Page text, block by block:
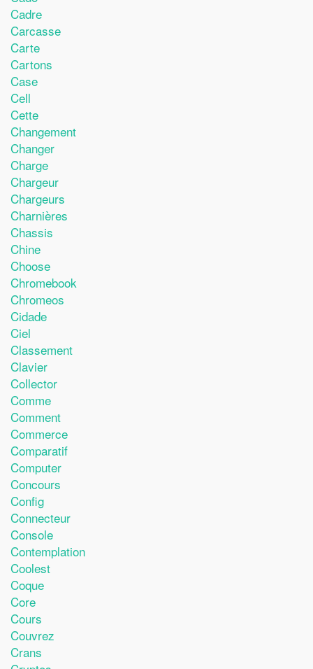
Cadre
Carcasse
Carte
Cartons
Case
Cell
Cette
Changement
Changer
Charge
Chargeur
Chargeurs
Charnières
Chassis
Chine
Choose
Chromebook
Chromeos
Cidade
Ciel
Classement
Clavier
Collector
Comme
Comment
Commerce
Comparatif
Computer
Concours
Config
Connecteur
Console
Contemplation
Coolest
Coque
Core
Cours
Couvrez
Crans